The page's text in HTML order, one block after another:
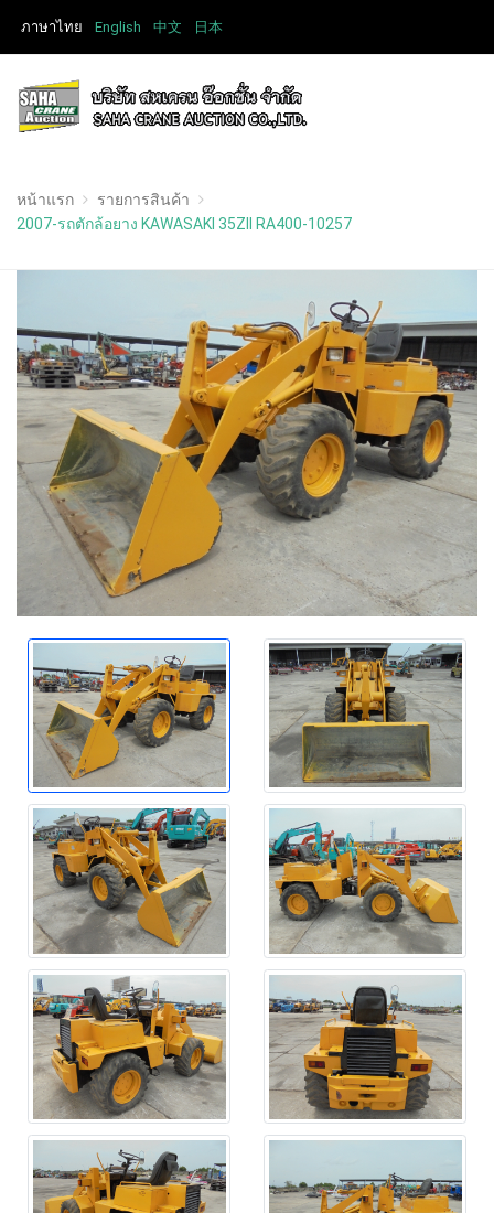
ภาษาไทย English 中文 日本
หน้าแรก
รายการสินค้า
2007-รถตักล้อยาง KAWASAKI 35ZII RA400-10257